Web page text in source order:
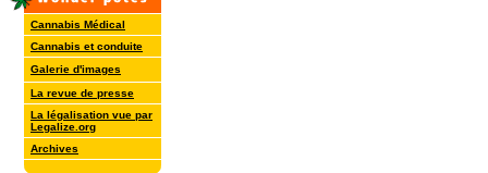
Cannabis Médical
Cannabis et conduite
Galerie d'images
La revue de presse
La légalisation vue par
Legalize.org
Archives